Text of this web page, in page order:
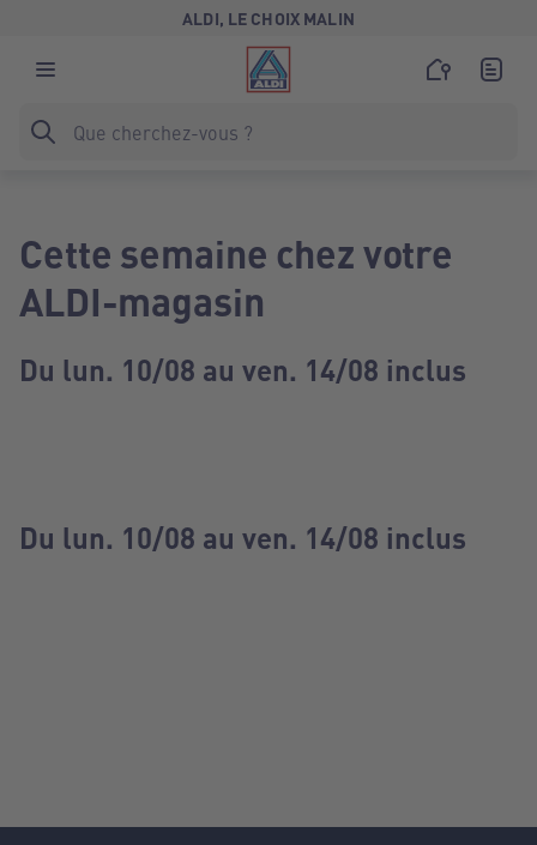
ALDI, LE CHOIX MALIN
Cette semaine chez votre
ALDI-magasin
Du lun. 10/08 au ven. 14/08 inclus
Du lun. 10/08 au ven. 14/08 inclus